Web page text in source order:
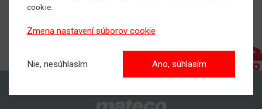
cookie.
Zmena nastavení súborov cookie
Nie, nesúhlasím Ano, súhlasím